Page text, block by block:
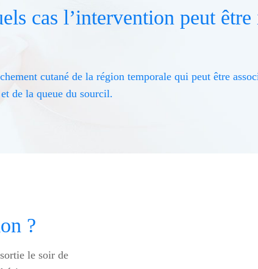
cas l’intervention peut être
cutané de la région temporale qui peut être
de la queue du sourcil.
?
le soir de